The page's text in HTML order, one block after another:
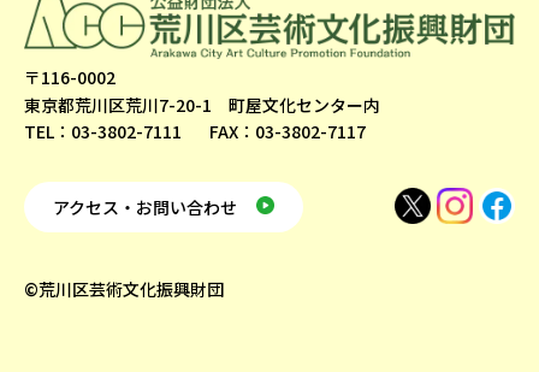
〒116-0002
東京都荒川区荒川7-20-1 町屋文化センター内
TEL：03-3802-7111
FAX：03-3802-7117
アクセス・お問い合わせ
©荒川区芸術文化振興財団